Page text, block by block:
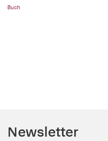
Buch
Newsletter